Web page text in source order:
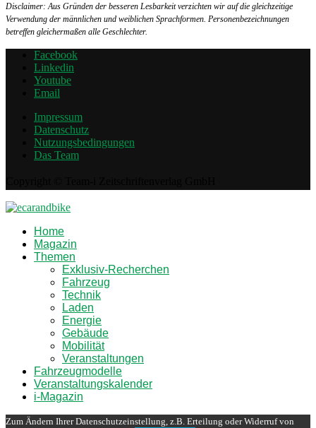
Disclaimer: Aus Gründen der besseren Lesbarkeit verzichten wir auf die gleichzeitige
Verwendung der männlichen und weiblichen Sprachformen. Personenbezeichnungen
betreffen gleichermaßen alle Geschlechter.
Facebook
Linkedin
Youtube
Email
Impressum
Datenschutz
Nutzungsbedingungen
Das Team
Home
Magazin
Themen
Exklusiv-Recherchen
Fahrzeug
Technik
Laden
Energie
Gebäude
Mobilität
Veranstaltungen
Fahrzeugmodelle
Veranstaltungskalender
i-Magazin
Zum Ändern Ihrer Datenschutzeinstellung, z.B. Erteilung oder Widerruf von